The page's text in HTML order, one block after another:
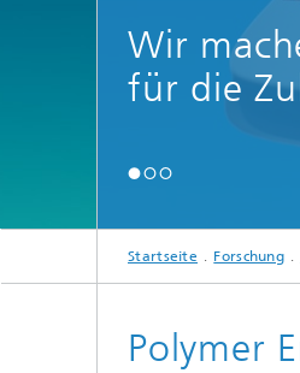
Wir
für die
Startseite Forschung
Polymer